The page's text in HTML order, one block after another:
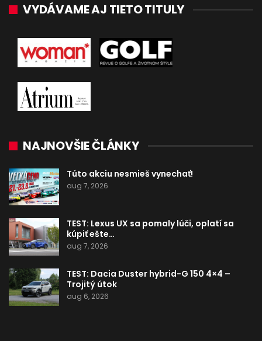
VYDÁVAME AJ TIETO TITULY
NAJNOVŠIE ČLÁNKY
Túto akciu nesmieš vynechať!
aug 7, 2026
TEST: Lexus UX sa pomaly lúči, oplatí sa
kúpiť ešte…
aug 7, 2026
TEST: Dacia Duster hybrid-G 150 4×4 –
Trojitý útok
aug 6, 2026